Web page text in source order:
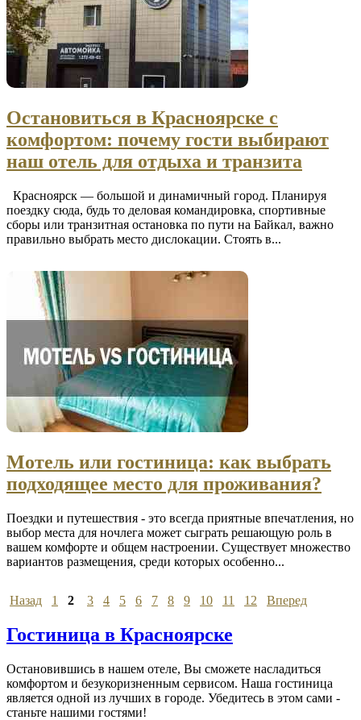
Остановиться в Красноярске с
комфортом: почему гости выбирают
наш отель для отдыха и транзита
Красноярск — большой и динамичный город. Планируя
поездку сюда, будь то деловая командировка, спортивные
сборы или транзитная остановка по пути на Байкал, важно
правильно выбрать место дислокации. Стоять в...
Мотель или гостиница: как выбрать
подходящее место для проживания?
Поездки и путешествия - это всегда приятные впечатления, но
выбор места для ночлега может сыграть решающую роль в
вашем комфорте и общем настроении. Существует множество
вариантов размещения, среди которых особенно...
Назад 1 2 3 4 5 6 7 8 9 10 11 12 Вперед
Гостиница в Красноярске
Остановившись в нашем отеле, Вы сможете насладиться
комфортом и безукоризненным сервисом. Наша гостиница
является одной из лучших в городе. Убедитесь в этом сами -
станьте нашими гостями!